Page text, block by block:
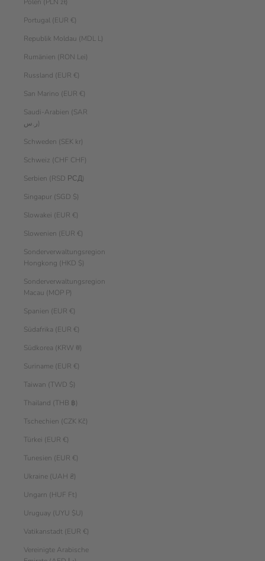
Portugal (EUR €)
Republik Moldau (MDL L)
Rumänien (RON Lei)
Russland (EUR €)
San Marino (EUR €)
Saudi-Arabien (SAR
ر.س)
Schweden (SEK kr)
Schweiz (CHF CHF)
Serbien (RSD РСД)
Singapur (SGD $)
Slowakei (EUR €)
Slowenien (EUR €)
Sonderverwaltungsregion
Hongkong (HKD $)
Sonderverwaltungsregion
Macau (MOP P)
Spanien (EUR €)
Südafrika (EUR €)
Südkorea (KRW ₩)
Suriname (EUR €)
Taiwan (TWD $)
Thailand (THB ฿)
Tschechien (CZK Kč)
Türkei (EUR €)
Tunesien (EUR €)
Ukraine (UAH ₴)
Ungarn (HUF Ft)
Uruguay (UYU $U)
Vatikanstadt (EUR €)
Vereinigte Arabische